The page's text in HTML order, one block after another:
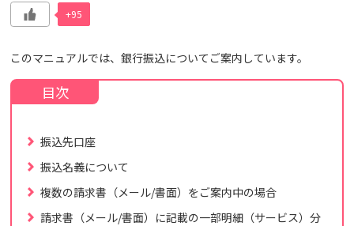
動画マニュアル
サイト内検索について
+95
このマニュアルでは、銀行振込についてご案内しています。
振込先口座
振込名義について
複数の請求書（メール/書面）をご案内中の場合
請求書（メール/書面）に記載の一部明細（サービス）分